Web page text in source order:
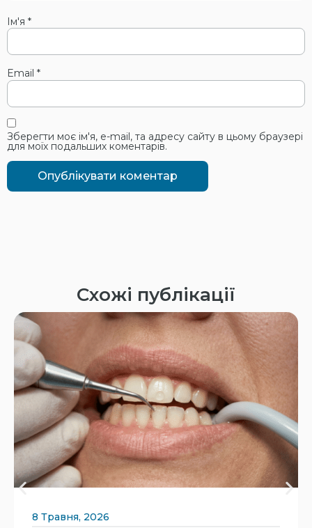
Ім'я *
Email *
Зберегти моє ім'я, e-mail, та адресу сайту в цьому браузері
для моїх подальших коментарів.
Схожі публікації
8 Травня, 2026